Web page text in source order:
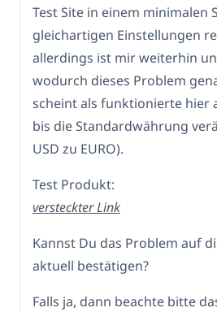
Test Site in einem minimalen
gleichartigen Einstellungen
allerdings ist mir weiterhin
wodurch dieses Problem
scheint als funktionierte hier
bis die Standardwährung
USD zu EURO).
Test Produkt:
versteckter Link
Kannst Du das Problem auf
aktuell bestätigen?
Falls ja, dann beachte bitte